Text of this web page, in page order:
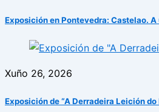
Exposición en Pontevedra: Castelao.
Xuño 26, 2026
Exposición de “A Derradeira Leición